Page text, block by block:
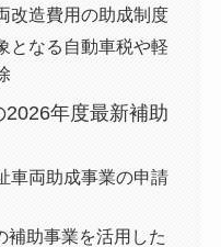
改造費用の助成制度
となる自動車税や軽
年度最新補助
車両助成事業の申請
補助事業を活用した